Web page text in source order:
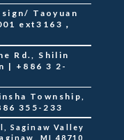
Taoyuan
ext3163，
Rd., Shilin
| +886 3 2-
Township,
355-233
Saginaw Valley
MI 48710